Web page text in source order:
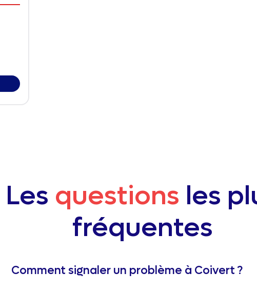
Les questions les
fréquentes
Comment signaler un problème à Coivert ?